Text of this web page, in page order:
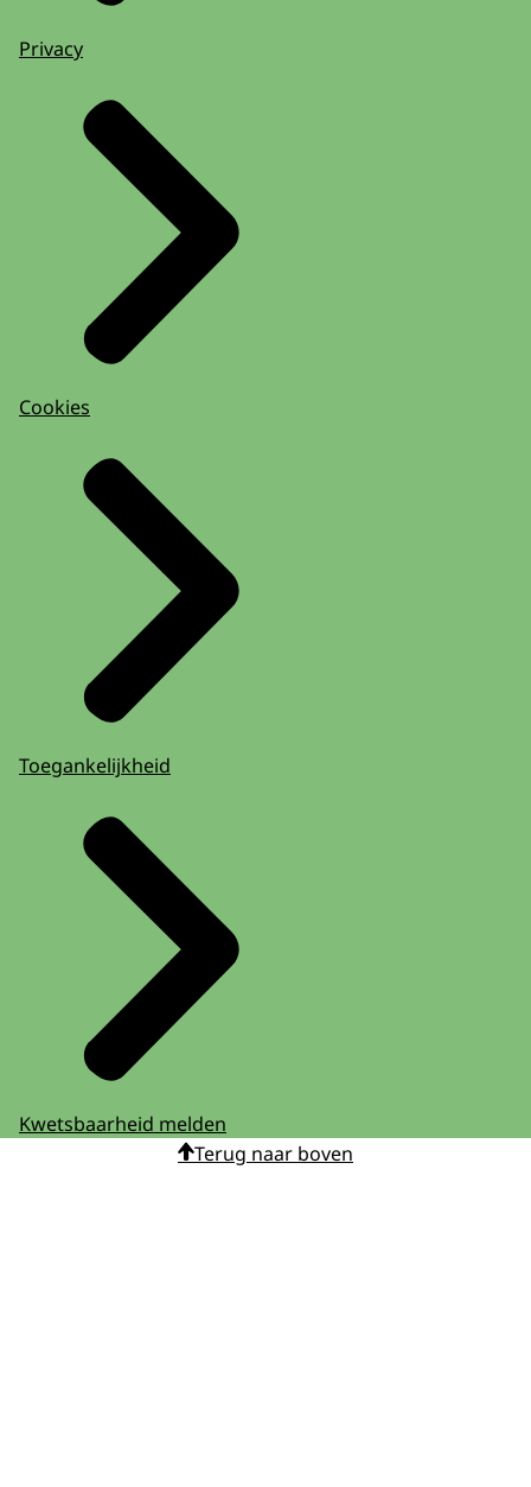
Privacy
Cookies
Toegankelijkheid
Kwetsbaarheid melden
Terug naar boven